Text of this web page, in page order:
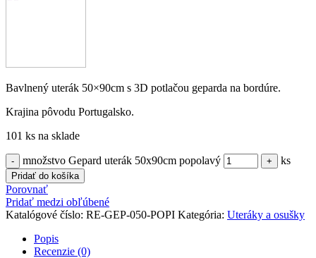
Bavlnený uterák 50×90cm s 3D potlačou geparda na bordúre.
Krajina pôvodu Portugalsko.
101 ks na sklade
množstvo Gepard uterák 50x90cm popolavý ks
Pridať do košíka
Porovnať
Pridať medzi obľúbené
Katalógové číslo: RE-GEP-050-POPI Kategória: Uteráky a osušky
Popis
Recenzie (0)